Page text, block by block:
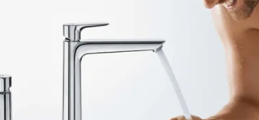
Змішувач Talis E врізний
на край ванни 3 отвори
Виробник:
Колекція:
Змішувач
умивальника
Matt Black
Колекція: